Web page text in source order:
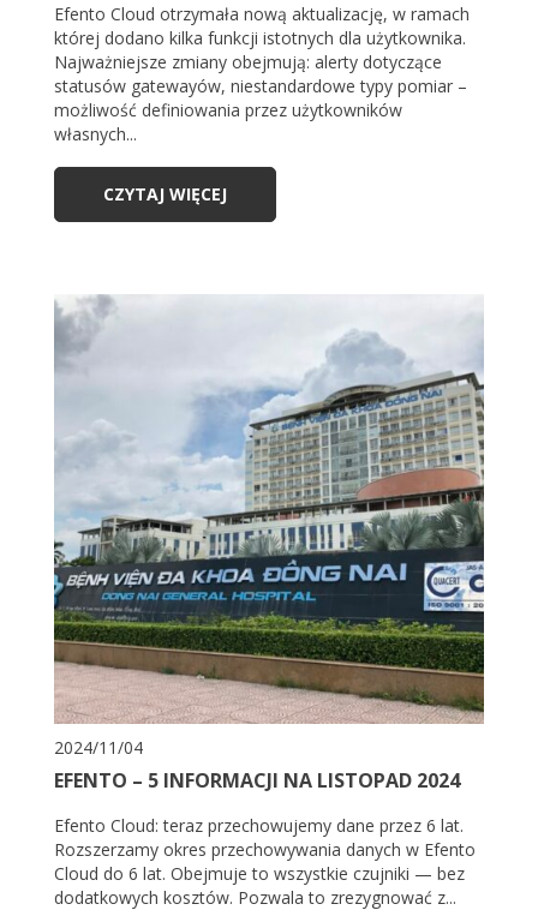
Efento Cloud otrzymała nową aktualizację, w ramach
której dodano kilka funkcji istotnych dla użytkownika.
Najważniejsze zmiany obejmują: alerty dotyczące
statusów gatewayów, niestandardowe typy pomiar –
możliwość definiowania przez użytkowników
własnych...
CZYTAJ WIĘCEJ
2024/11/04
EFENTO – 5 INFORMACJI NA LISTOPAD 2024
Efento Cloud: teraz przechowujemy dane przez 6 lat.
Rozszerzamy okres przechowywania danych w Efento
Cloud do 6 lat. Obejmuje to wszystkie czujniki — bez
dodatkowych kosztów. Pozwala to zrezygnować z...